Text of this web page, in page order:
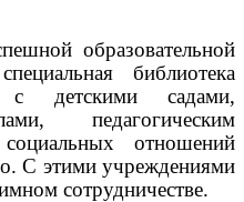
образовательной
библиотека
с детскими садами,
педагогическим
отношений
С этими учреждениями
сотрудничестве.